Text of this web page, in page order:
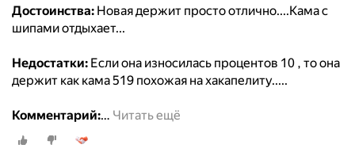
Достоинства: Новая держит просто отлично....Кама с
шипами отдыхает...
Недостатки: Если она износилась процентов 10 , то она
держит как кама 519 похожая на хакапелиту.....
Комментарий:… Читать ещё